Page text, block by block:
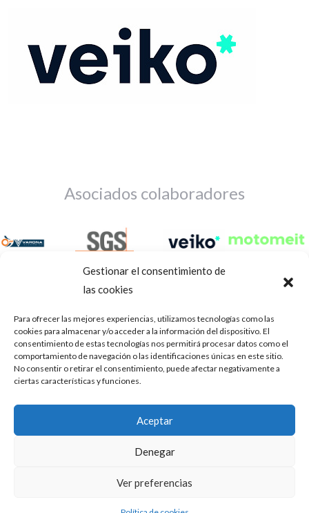
Gestionar el consentimiento de
las cookies
Para ofrecer las mejores experiencias, utilizamos tecnologías como las
cookies para almacenar y/o acceder a la información del dispositivo. El
consentimiento de estas tecnologías nos permitirá procesar datos como el
comportamiento de navegación o las identificaciones únicas en este sitio.
No consentir o retirar el consentimiento, puede afectar negativamente a
ciertas características y funciones.
Aceptar
Denegar
Ver preferencias
Asociados colaboradores
Aviso Legal Política de privacidad Portal de transparencia
ASOCIACIÓN DE TALLERES DE REPARACIÓN DE
AUTOMÓVILES • CIF: G14023832
Mediación, Arbitraje y Conciliación, de la Consejería de Empleo
Puedes aprender más sobre qué cookies utilizamos o